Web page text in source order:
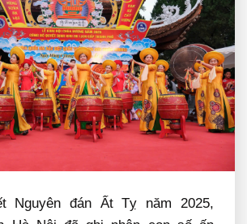
Nguyên đán Ất Tỵ năm 2025,